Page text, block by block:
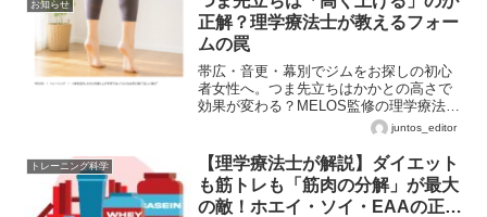
お知らせ
正解？理学療法士が教えるフォー
ムの罠
帯広・音更・幕別でジムをお探しの初心
者女性へ。つま先立ちはかかとの高さで
効果が変わる？MELOS監修の理学療法士
が、ふくらはぎを細くする正しいフォー
juntos_editor
トレーニング科学
【理学療法士が解説】ダイエット
も筋トレも「筋肉の分解」が最大
の敵！ホエイ・ソイ・EAAの正し